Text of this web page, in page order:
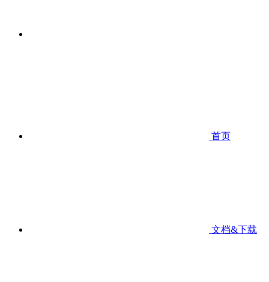
首页
文档&下载